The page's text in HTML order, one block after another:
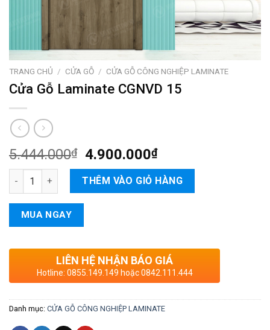
TRANG CHỦ / CỬA GỖ / CỬA GỖ CÔNG NGHIỆP LAMINATE
Cửa Gỗ Laminate CGNVD 15
5.444.000₫ 4.900.000₫
Cửa Gỗ Laminate CGNVD 15 số lượng
THÊM VÀO GIỎ HÀNG
MUA NGAY
LIÊN HỆ NHẬN BÁO GIÁ
Hotline: 0855.149.149 hoặc 0842.111.444
Danh mục: CỬA GỖ CÔNG NGHIỆP LAMINATE